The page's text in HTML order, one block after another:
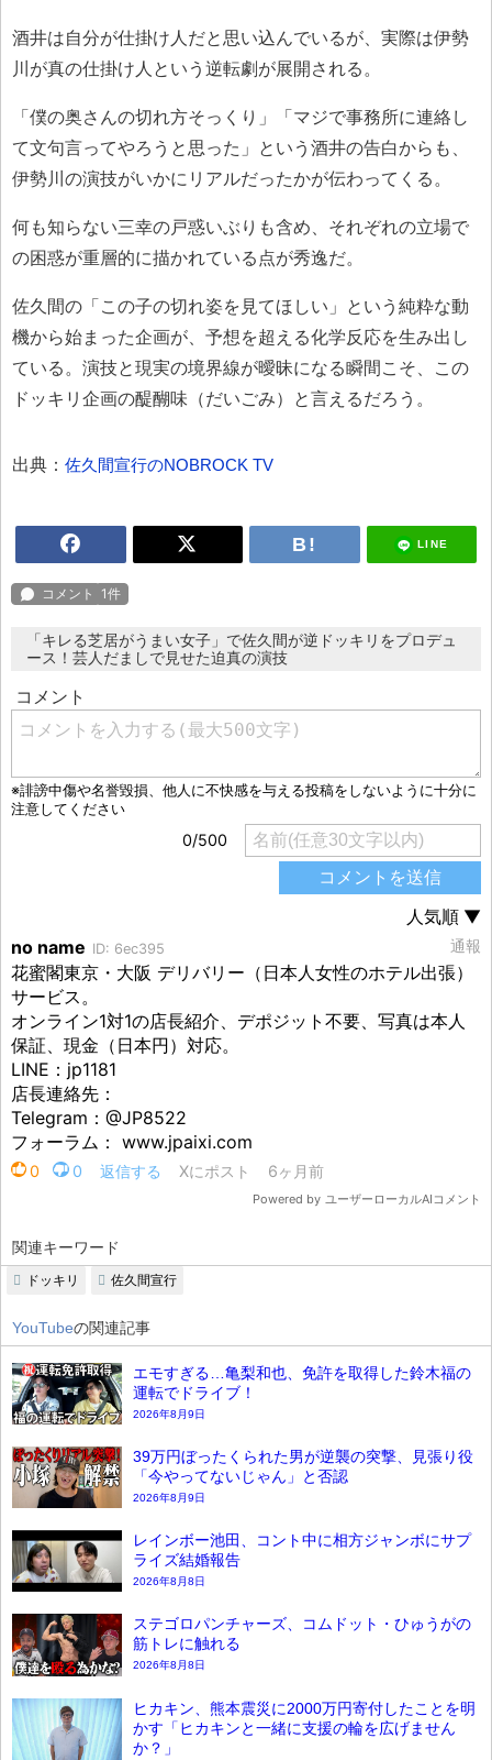
酒井は自分が仕掛け人だと思い込んでいるが、実際は伊勢
川が真の仕掛け人という逆転劇が展開される。
「僕の奥さんの切れ方そっくり」「マジで事務所に連絡し
て文句言ってやろうと思った」という酒井の告白からも、
伊勢川の演技がいかにリアルだったかが伝わってくる。
何も知らない三幸の戸惑いぶりも含め、それぞれの立場で
の困惑が重層的に描かれている点が秀逸だ。
佐久間の「この子の切れ姿を見てほしい」という純粋な動
機から始まった企画が、予想を超える化学反応を生み出し
ている。演技と現実の境界線が曖昧になる瞬間こそ、この
ドッキリ企画の醍醐味（だいごみ）と言えるだろう。
出典： 佐久間宣行のNOBROCK TV
LINE
「キレる芝居がうまい女子」で佐久間が逆ドッキリをプロデュ
ース！芸人だましで見せた迫真の演技
関連キーワード
ドッキリ 佐久間宣行
YouTubeの関連記事
エモすぎる…亀梨和也、免許を取得した鈴木福の
運転でドライブ！
2026年8月9日
39万円ぼったくられた男が逆襲の突撃、見張り役
「今やってないじゃん」と否認
2026年8月9日
レインボー池田、コント中に相方ジャンボにサプ
ライズ結婚報告
2026年8月8日
ステゴロパンチャーズ、コムドット・ひゅうがの
筋トレに触れる
2026年8月8日
ヒカキン、熊本震災に2000万円寄付したことを明
かす「ヒカキンと一緒に支援の輪を広げません
か？」